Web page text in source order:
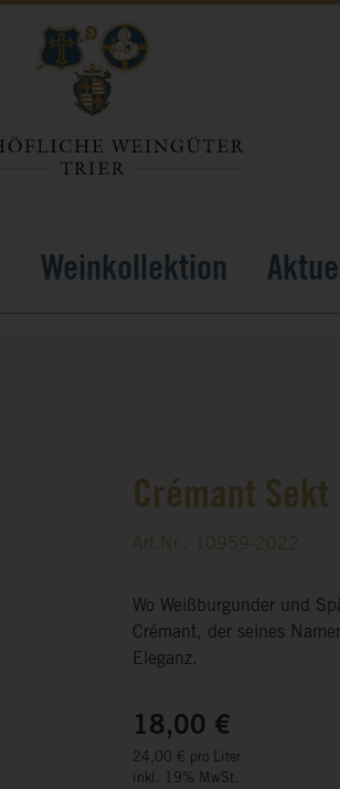
Weinkollektion
Crémant
Art.Nr.: 10959-2022
Wo Weißburgunder und
Crémant, der seines
Eleganz.
18,00 €
24,00 € pro Liter
inkl. 19% MwSt.